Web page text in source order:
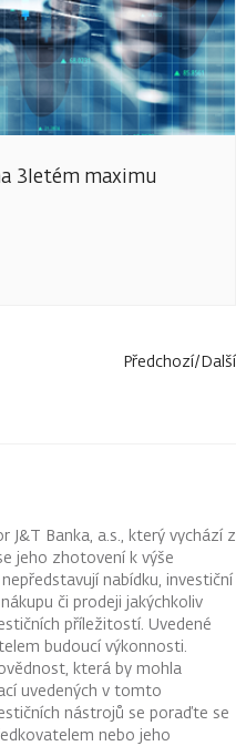
3letém maximu
Předchozí/Další
J&T Banka, a.s., který vychází z
jeho zhotovení k výše
nabídku, investiční
či prodeji jakýchkoliv
příležitostí. Uvedené
budoucí výkonnosti.
která by mohla
uvedených v tomto
nástrojů se poraďte se
nebo jeho